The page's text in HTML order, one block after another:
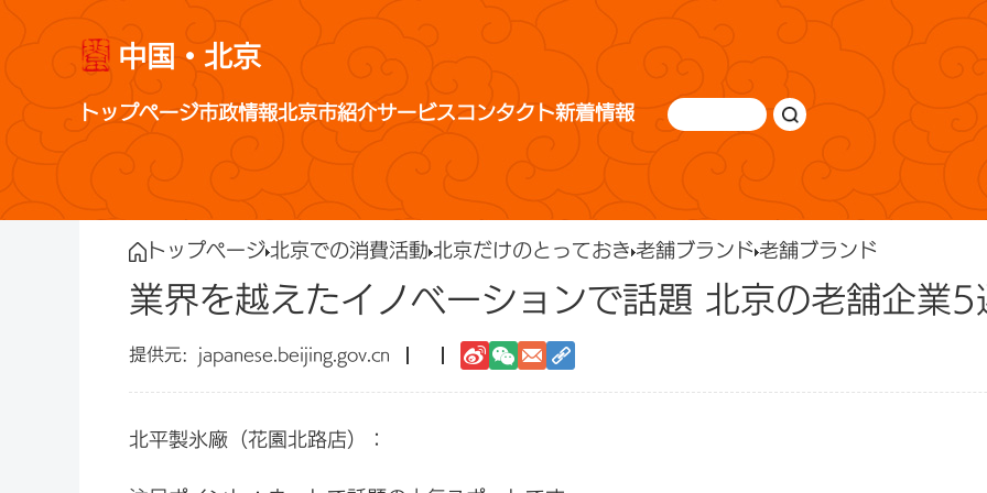
中国・北京
トップページ市政情報北京市紹介サービスコンタクト新着情報
トップページ北京での消費活動 北京だけのとっておき 老舗ブランド 老舗ブランド
業界を越えたイノベーションで話題 北京の老舗企業5
japanese.beijing.gov.cn
北平製氷廠（花園北路店）：